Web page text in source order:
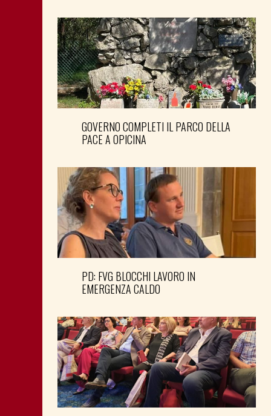
GOVERNO COMPLETI IL PARCO DELLA
PACE A OPICINA
PD: FVG BLOCCHI LAVORO IN
EMERGENZA CALDO